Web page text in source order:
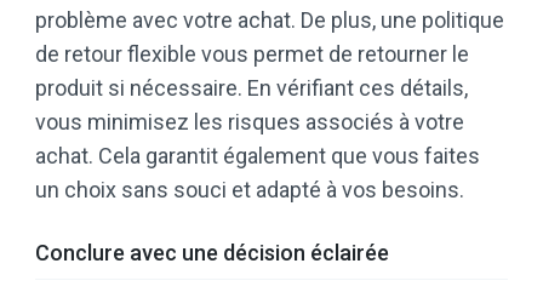
problème avec votre achat. De plus, une politique
de retour flexible vous permet de retourner le
produit si nécessaire. En vérifiant ces détails,
vous minimisez les risques associés à votre
achat. Cela garantit également que vous faites
un choix sans souci et adapté à vos besoins.
Conclure avec une décision éclairée